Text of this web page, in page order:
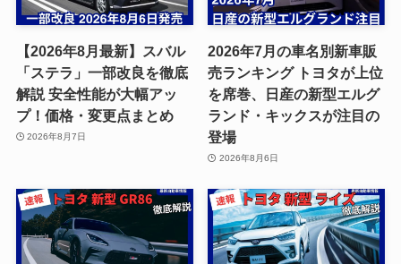
【2026年8月最新】スバル
「ステラ」一部改良を徹底
解説 安全性能が大幅アッ
プ！価格・変更点まとめ
2026年8月7日
2026年7月の車名別新車販
売ランキング トヨタが上位
を席巻、日産の新型エルグ
ランド・キックスが注目の
登場
2026年8月6日